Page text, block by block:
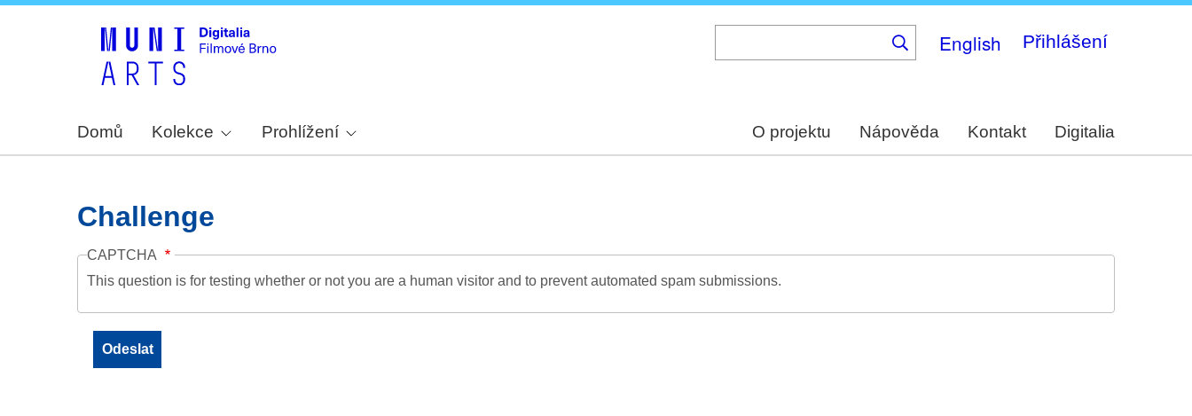
English Přihlášení
Domů Kolekce Prohlížení O projektu Nápověda Kontakt Digitalia
Challenge
CAPTCHA
This question is for testing whether or not you are a human visitor and to prevent automated spam submissions.